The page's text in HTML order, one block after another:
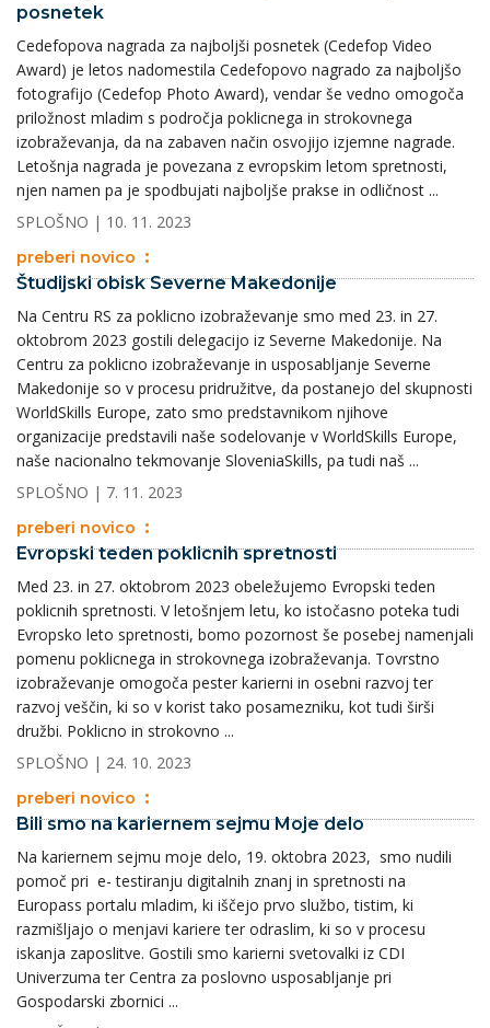
posnetek
Cedefopova nagrada za najboljši posnetek (Cedefop Video
Award) je letos nadomestila Cedefopovo nagrado za najboljšo
fotografijo (Cedefop Photo Award), vendar še vedno omogoča
priložnost mladim s področja poklicnega in strokovnega
izobraževanja, da na zabaven način osvojijo izjemne nagrade.
Letošnja nagrada je povezana z evropskim letom spretnosti,
njen namen pa je spodbujati najboljše prakse in odličnost ...
SPLOŠNO | 10. 11. 2023
preberi novico
Študijski obisk Severne Makedonije
Na Centru RS za poklicno izobraževanje smo med 23. in 27.
oktobrom 2023 gostili delegacijo iz Severne Makedonije. Na
Centru za poklicno izobraževanje in usposabljanje Severne
Makedonije so v procesu pridružitve, da postanejo del skupnosti
WorldSkills Europe, zato smo predstavnikom njihove
organizacije predstavili naše sodelovanje v WorldSkills Europe,
naše nacionalno tekmovanje SloveniaSkills, pa tudi naš ...
SPLOŠNO | 7. 11. 2023
preberi novico
Evropski teden poklicnih spretnosti
Med 23. in 27. oktobrom 2023 obeležujemo Evropski teden
poklicnih spretnosti. V letošnjem letu, ko istočasno poteka tudi
Evropsko leto spretnosti, bomo pozornost še posebej namenjali
pomenu poklicnega in strokovnega izobraževanja. Tovrstno
izobraževanje omogoča pester karierni in osebni razvoj ter
razvoj veščin, ki so v korist tako posamezniku, kot tudi širši
družbi. Poklicno in strokovno ...
SPLOŠNO | 24. 10. 2023
preberi novico
Bili smo na kariernem sejmu Moje delo
Na kariernem sejmu moje delo, 19. oktobra 2023, smo nudili
pomoč pri e- testiranju digitalnih znanj in spretnosti na
Europass portalu mladim, ki iščejo prvo službo, tistim, ki
razmišljajo o menjavi kariere ter odraslim, ki so v procesu
iskanja zaposlitve. Gostili smo karierni svetovalki iz CDI
Univerzuma ter Centra za poslovno usposabljanje pri
Gospodarski zbornici ...